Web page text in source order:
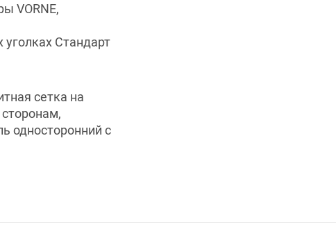
VORNE,
Стандарт
сетка на
односторонний с